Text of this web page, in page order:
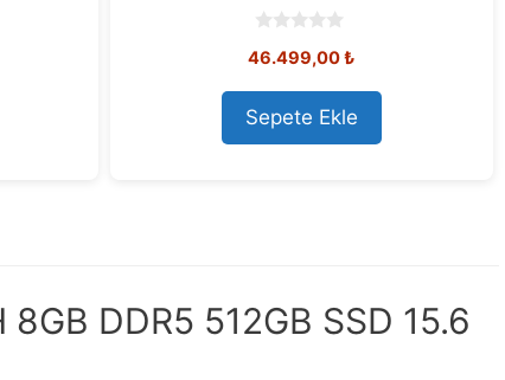
o
t
o
f
5
46.499,00₺
Sepete Ekle
DDR5 512GB SSD 15.6